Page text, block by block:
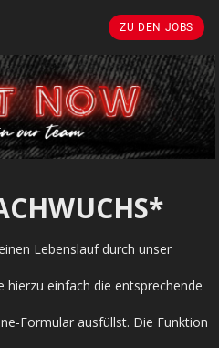
ZU DEN JOBS
Lebenslauf durch unser
hierzu einfach die entsprechende
Formular ausfüllst. Die Funktion